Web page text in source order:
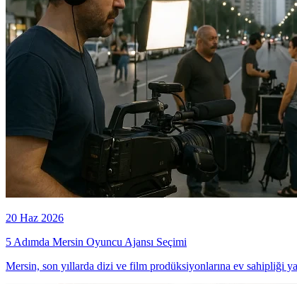
20 Haz 2026
5 Adımda Mersin Oyuncu Ajansı Seçimi
Mersin, son yıllarda dizi ve film prodüksiyonlarına ev sahipliği